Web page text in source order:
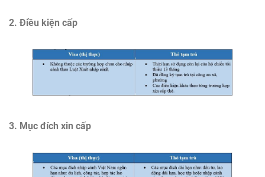
2. Điều kiện cấp
3. Mục đích xin cấp